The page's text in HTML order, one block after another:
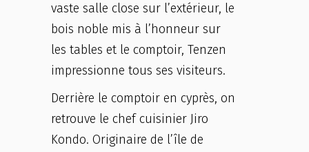
vaste salle close sur l’extérieur, le
bois noble mis à l’honneur sur
les tables et le comptoir, Tenzen
impressionne tous ses visiteurs.
Derrière le comptoir en cyprès, on
retrouve le chef cuisinier Jiro
Kondo. Originaire de l’île de